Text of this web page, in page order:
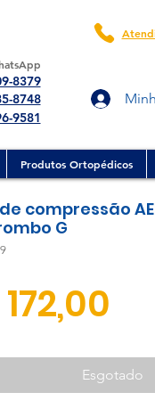
8379
8748
9581
Produtos Ortopédicos
compressão
G
Esgotado